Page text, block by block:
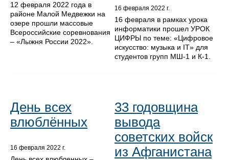
12 февраля 2022 года в
районе Малой Медвежки на
озере прошли массовые
Всероссийские соревнования
– «Лыжня России 2022».
16 февраля 2022 г.
16 февраля в рамках урока
информатики прошел УРОК
ЦИФРЫ по теме: «Цифровое
искусство: музыка и IT» для
студентов групп МШ-1 и К-1.
День всех
влюблённых
16 февраля 2022 г.
33 годовщина
вывода
советских войск
из Афганистана